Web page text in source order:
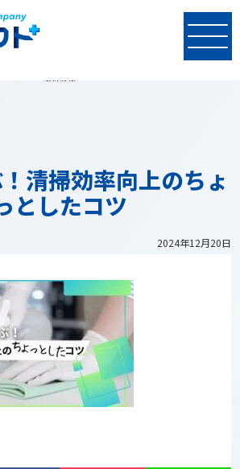
NEWS
清掃効率向上のちょ
としたコツ
2024年12月20日